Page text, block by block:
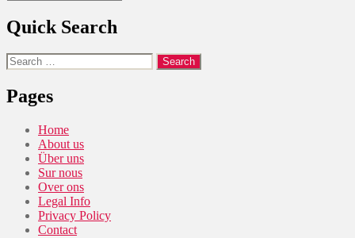
Quick Search
Search
for:
Pages
Home
About us
Über uns
Sur nous
Over ons
Legal Info
Privacy Policy
Contact